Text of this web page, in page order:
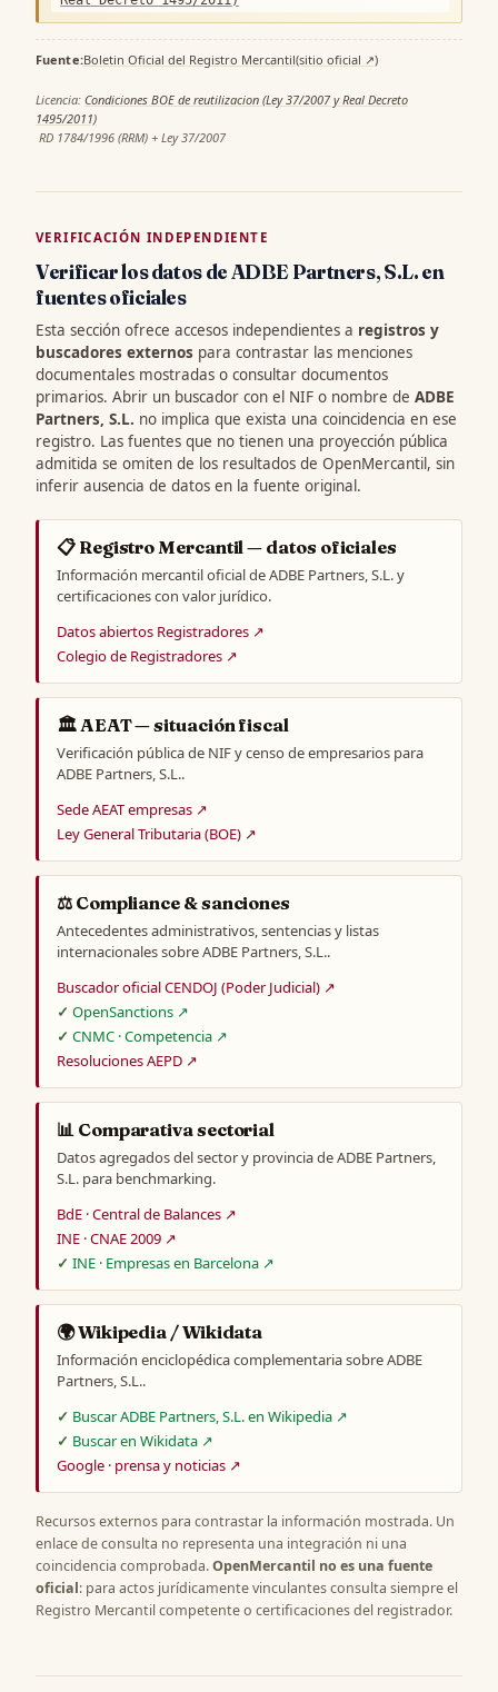
Fuente:Boletin Oficial del Registro Mercantil(sitio oficial ↗)·
Licencia: Condiciones BOE de reutilizacion (Ley 37/2007 y Real Decreto
1495/2011)
·RD 1784/1996 (RRM) + Ley 37/2007
VERIFICACIÓN INDEPENDIENTE
Verificar los datos de ADBE Partners, S.L. en
fuentes oficiales
Esta sección ofrece accesos independientes a registros y
buscadores externos para contrastar las menciones
documentales mostradas o consultar documentos
primarios. Abrir un buscador con el NIF o nombre de ADBE
Partners, S.L. no implica que exista una coincidencia en ese
registro. Las fuentes que no tienen una proyección pública
admitida se omiten de los resultados de OpenMercantil, sin
inferir ausencia de datos en la fuente original.
📋 Registro Mercantil — datos oficiales
Información mercantil oficial de ADBE Partners, S.L. y
certificaciones con valor jurídico.
Datos abiertos Registradores ↗
Colegio de Registradores ↗
🏛️ AEAT — situación fiscal
Verificación pública de NIF y censo de empresarios para
ADBE Partners, S.L..
Sede AEAT empresas ↗
Ley General Tributaria (BOE) ↗
⚖️ Compliance & sanciones
Antecedentes administrativos, sentencias y listas
internacionales sobre ADBE Partners, S.L..
Buscador oficial CENDOJ (Poder Judicial) ↗
OpenSanctions ↗
CNMC · Competencia ↗
Resoluciones AEPD ↗
📊 Comparativa sectorial
Datos agregados del sector y provincia de ADBE Partners,
S.L. para benchmarking.
BdE · Central de Balances ↗
INE · CNAE 2009 ↗
INE · Empresas en Barcelona ↗
🌍 Wikipedia / Wikidata
Información enciclopédica complementaria sobre ADBE
Partners, S.L..
Buscar ADBE Partners, S.L. en Wikipedia ↗
Buscar en Wikidata ↗
Google · prensa y noticias ↗
Recursos externos para contrastar la información mostrada. Un
enlace de consulta no representa una integración ni una
coincidencia comprobada.OpenMercantil no es una fuente
oficial: para actos jurídicamente vinculantes consulta siempre el
Registro Mercantil competente o certificaciones del registrador.